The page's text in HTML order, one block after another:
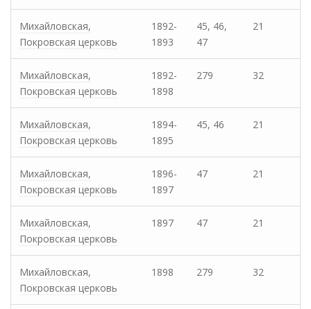
Михайловская,
Покровская церковь
1892-
1893
45, 46,
47
21
Михайловская,
Покровская церковь
1892-
1898
279 32
Михайловская,
Покровская церковь
1894-
1895
45, 46 21
Михайловская,
Покровская церковь
1896-
1897
47 21
Михайловская,
Покровская церковь
1897 47 21
Михайловская,
Покровская церковь
1898 279 32